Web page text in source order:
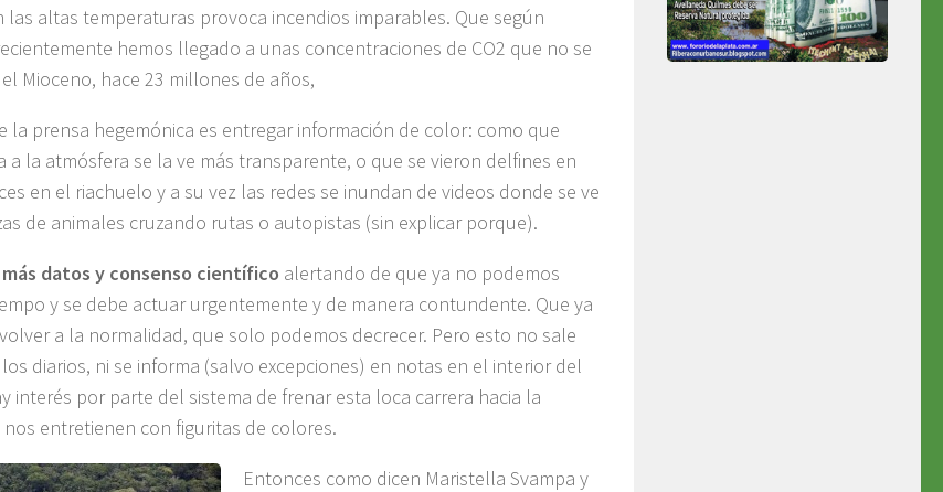
las altas temperaturas provoca incendios imparables. Que según
hemos llegado a unas concentraciones de CO2 que no se
Mioceno, hace 23 millones de años,
la prensa hegemónica es entregar información de color: como que
a la atmósfera se la ve más transparente, o que se vieron delfines en
en el riachuelo y a su vez las redes se inundan de videos donde se ve
de animales cruzando rutas o autopistas (sin explicar porque).
más datos y consenso científico alertando de que ya no podemos
y se debe actuar urgentemente y de manera contundente. Que ya
a la normalidad, que solo podemos decrecer. Pero esto no sale
diarios, ni se informa (salvo excepciones) en notas en el interior del
interés por parte del sistema de frenar esta loca carrera hacia la
entretienen con figuritas de colores.
Entonces como dicen Maristella Svampa y